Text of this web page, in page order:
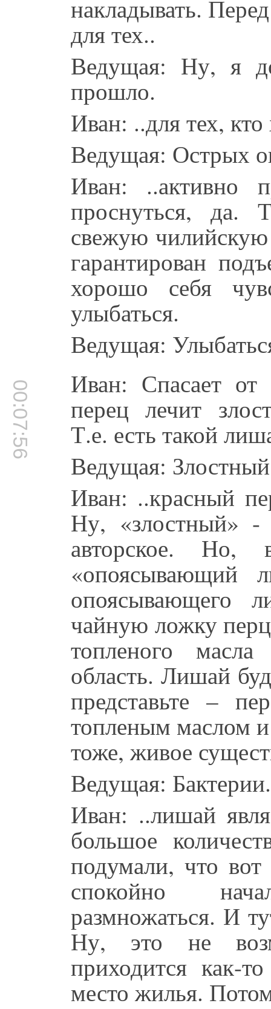
накладывать.
для тех..
Ведущая: Ну, я
прошло.
Иван: ..для тех, кто
Ведущая: Острых
Иван: ..активно
проснуться, да.
свежую
гарантирован
хорошо себя
улыбаться.
Ведущая:
00:07:56 Иван: Спасает от
перец лечит
Т.е. есть такой
Ведущая:
Иван: ..красный
Ну, «злостный»
авторское. Но,
«опоясывающий
опоясывающего
чайную ложку
топленого
область. Лишай
представьте –
топленым маслом
тоже, живое
Ведущая: Бактерии.
Иван: ..лишай
большое
подумали, что
спокойно
размножаться. И
Ну, это не
приходится как-
место жилья.